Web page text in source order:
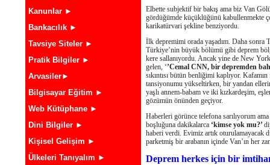
Kanunlar ►
Bankacılık ►
Tavsiye Siteler ►
Pratik Bilgiler ►
Arvasiler►
Bilgisayar Eğitim ►
Web Kütüphane ►
Dini Bilgiler ►
Kişisel Gelişim ►
Ülkeleri Tanıyalım ►
Elbette subjektif bir bakış ama biz Van
gördüğümde küçüklüğünü kabullenmekte
karikatürvari şekline benziyordu.
İlk depremimi orada yaşadım. Daha sonra
Türkiye’nin büyük bölümü gibi deprem
kere sallanıyordu. Ancak yine de New
gelen, ‘’Cemal CNN, bir depremden
sıkıntısı bütün benliğimi kaplıyor.
tansiyonumu yükseltirken, bir yandan
yaşlı annem-babam ve iki kızkardeşim,
gözümün önünden geçiyor.
Haberleri görünce telefona sarılıyorum
boşluğuna dakikalarca ‘kimse yok mu?’
haberi verdi. Evimiz artık oturulamayacak
parketmiş bir arabanın içinde Van’ın her
Deprem herkes için bir